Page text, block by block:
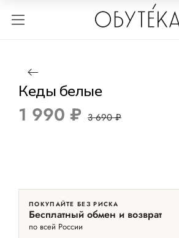
Кеды белые
1 990 ₽ 3 690 ₽
ПОКУПАЙТЕ БЕЗ РИСКА
Бесплатный обмен и возврат
по всей России